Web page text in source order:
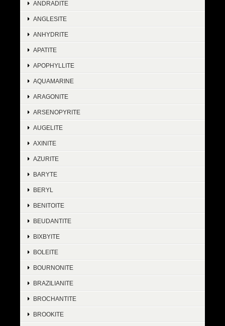
ANDRADITE
ANGLESITE
ANHYDRITE
APATITE
APOPHYLLITE
AQUAMARINE
ARAGONITE
ARSENOPYRITE
AUGELITE
AXINITE
AZURITE
BARYTE
BERYL
BENITOITE
BEUDANTITE
BIXBYITE
BOLEITE
BOURNONITE
BRAZILIANITE
BROCHANTITE
BROOKITE